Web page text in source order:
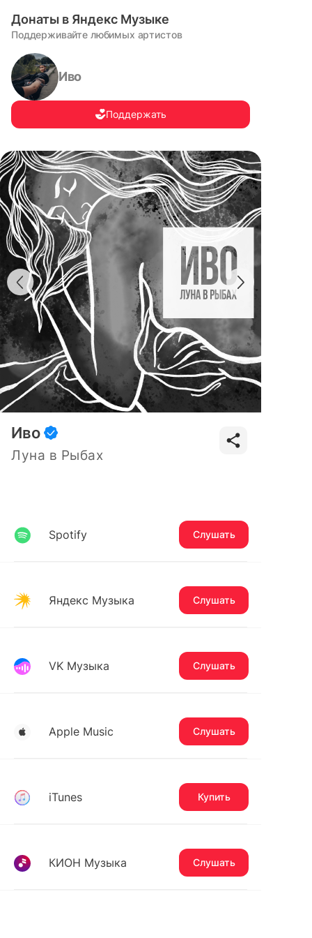
Донаты в Яндекс Музыке
Поддерживайте любимых артистов
Иво
Поддержать
Иво
Луна в Рыбах
Spotify Слушать
Яндекс Музыка Слушать
VK Музыка Слушать
Apple Music Слушать
iTunes Купить
КИОН Музыка Слушать